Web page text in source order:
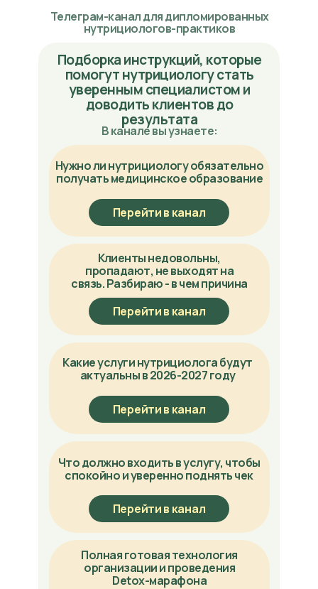
Телеграм-канал для дипломированных
нутрициологов-практиков
В канале вы узнаете:
Подборка инструкций, которые
помогут нутрициологу стать
уверенным специалистом и
доводить клиентов до
результата
Что должно входить в услугу, чтобы
спокойно и уверенно поднять чек
Нужно ли нутрициологу обязательно
получать медицинское образование
Полная готовая технология
организации и проведения
Detox-марафона
Клиенты недовольны,
пропадают, не выходят на
связь. Разбираю - в чем причина
Какие услуги нутрициолога будут
актуальны в 2026-2027 году
Перейти в канал
Перейти в канал
Перейти в канал
Перейти в канал